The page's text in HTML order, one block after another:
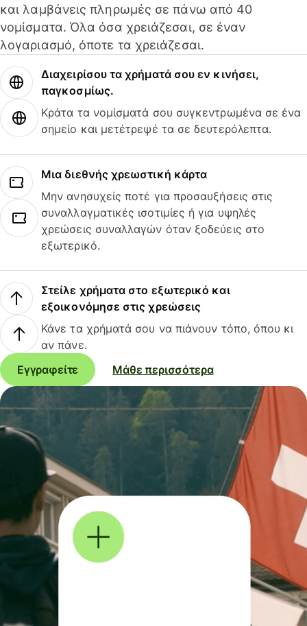
και λαμβάνεις πληρωμές σε πάνω από 40
νομίσματα. Όλα όσα χρειάζεσαι, σε έναν
λογαριασμό, όποτε τα χρειάζεσαι.
Διαχειρίσου τα χρήματά σου εν κινήσει,
παγκοσμίως.
Κράτα τα νομίσματά σου συγκεντρωμένα σε ένα
σημείο και μετέτρεψέ τα σε δευτερόλεπτα.
Μια διεθνής χρεωστική κάρτα
Μην ανησυχείς ποτέ για προσαυξήσεις στις
συναλλαγματικές ισοτιμίες ή για υψηλές
χρεώσεις συναλλαγών όταν ξοδεύεις στο
εξωτερικό.
Στείλε χρήματα στο εξωτερικό και
εξοικονόμησε στις χρεώσεις
Κάνε τα χρήματά σου να πιάνουν τόπο, όπου κι
αν πάνε.
Εγγραφείτε
Μάθε περισσότερα